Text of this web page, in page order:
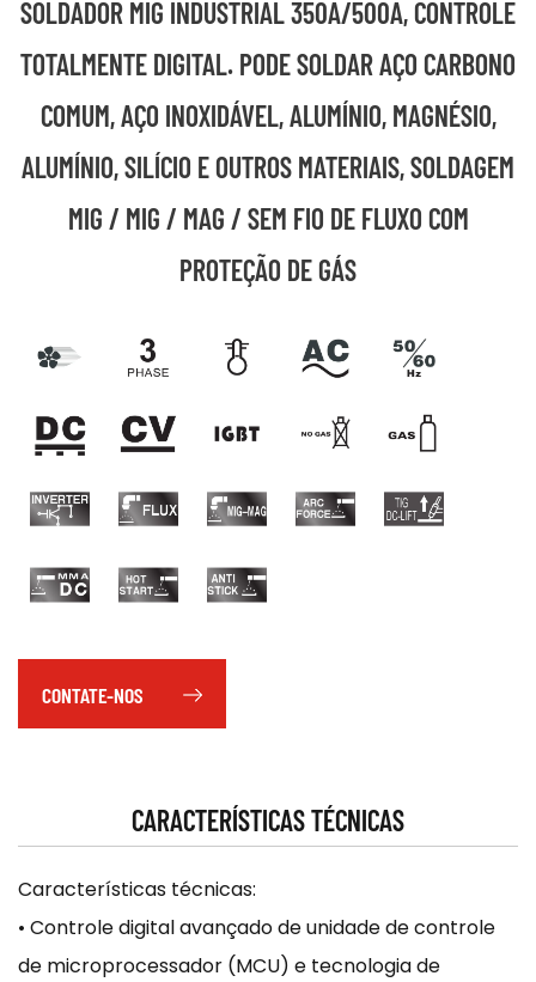
SOLDADOR MIG INDUSTRIAL 350A/500A, CONTROLE
TOTALMENTE DIGITAL. PODE SOLDAR AÇO CARBONO
COMUM, AÇO INOXIDÁVEL, ALUMÍNIO, MAGNÉSIO,
ALUMÍNIO, SILÍCIO E OUTROS MATERIAIS, SOLDAGEM
MIG / MIG / MAG / SEM FIO DE FLUXO COM
PROTEÇÃO DE GÁS
CONTATE-NOS
CARACTERÍSTICAS TÉCNICAS
Características técnicas:
• Controle digital avançado de unidade de controle
de microprocessador (MCU) e tecnologia de